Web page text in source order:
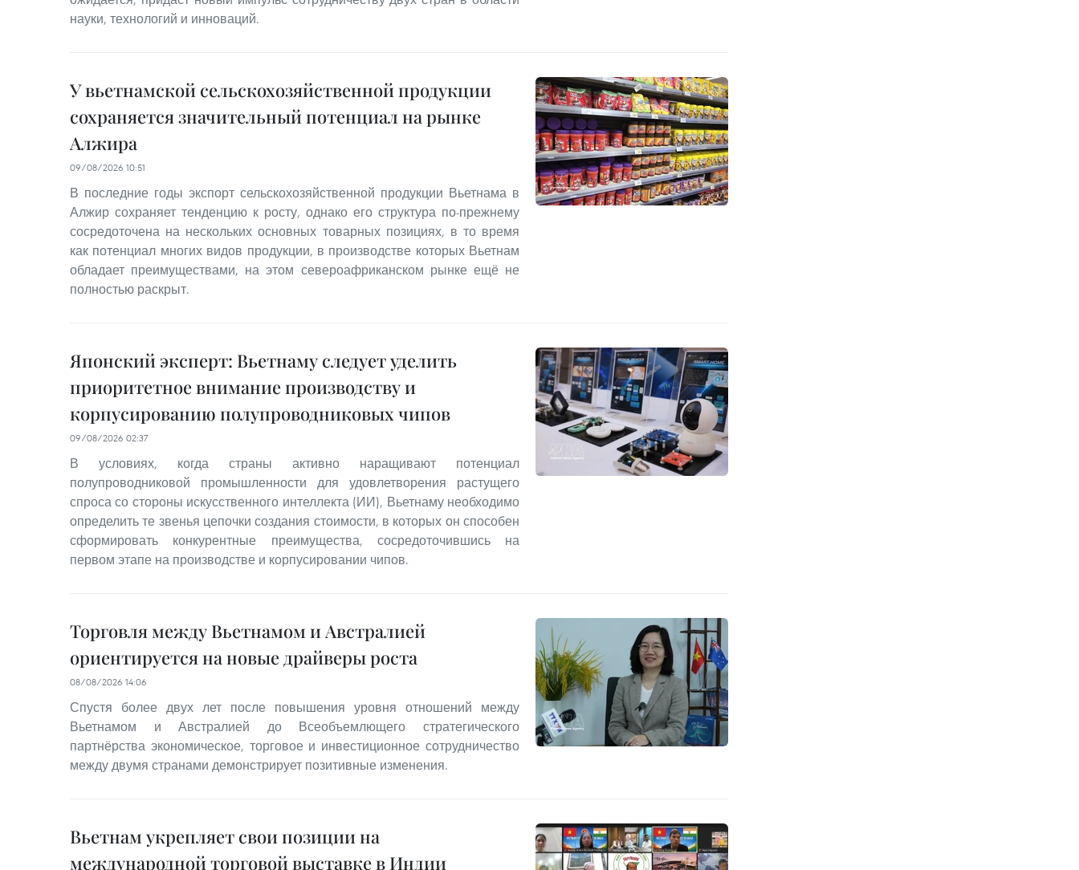
науки, технологий и инноваций.
У вьетнамской сельскохозяйственной продукции
сохраняется значительный потенциал на рынке
Алжира
09/08/2026 10:51
В последние годы экспорт сельскохозяйственной продукции Вьетнама в
Алжир сохраняет тенденцию к росту, однако его структура по-прежнему
сосредоточена на нескольких основных товарных позициях, в то время
как потенциал многих видов продукции, в производстве которых Вьетнам
обладает преимуществами, на этом североафриканском рынке ещё не
полностью раскрыт.
Японский эксперт: Вьетнаму следует уделить
приоритетное внимание производству и
корпусированию полупроводниковых чипов
09/08/2026 02:37
В условиях, когда страны активно наращивают потенциал
полупроводниковой промышленности для удовлетворения растущего
спроса со стороны искусственного интеллекта (ИИ), Вьетнаму необходимо
определить те звенья цепочки создания стоимости, в которых он способен
сформировать конкурентные преимущества, сосредоточившись на
первом этапе на производстве и корпусировании чипов.
Торговля между Вьетнамом и Австралией
ориентируется на новые драйверы роста
08/08/2026 14:06
Спустя более двух лет после повышения уровня отношений между
Вьетнамом и Австралией до Всеобъемлющего стратегического
партнёрства экономическое, торговое и инвестиционное сотрудничество
между двумя странами демонстрирует позитивные изменения.
Вьетнам укрепляет свои позиции на
международной торговой выставке в Индии